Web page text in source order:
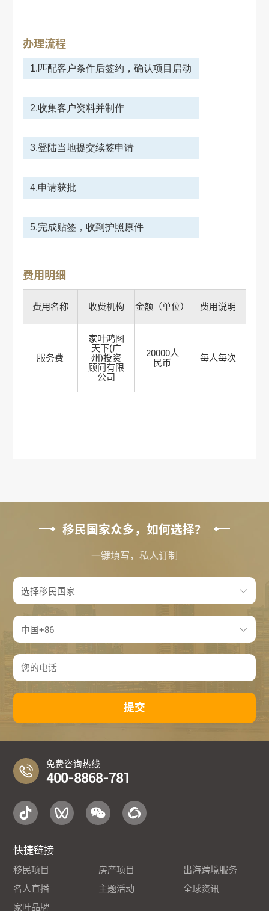
办理流程
1.匹配客户条件后签约，确认项目启动
2.收集客户资料并制作
3.登陆当地提交续签申请
4.申请获批
5.完成贴签，收到护照原件
费用明细
费用名称 收费机构 金额（单位） 费用说明
服务费
家叶鸿图
天下(广
州)投资
顾问有限
公司
20000人
民币
每人每次
移民国家众多，如何选择？
一键填写，私人订制
提交
免费咨询热线
400-8868-781
快捷链接
移民项目 房产项目
出海跨境服务
名人直播
主题活动
全球资讯
家叶品牌